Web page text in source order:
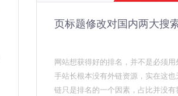
页标题修改对国内两大搜
网站想获得好的排名，并不是必须
手站长根本没有外链资源，实在这
链只是排名的一个因素，占比并没有